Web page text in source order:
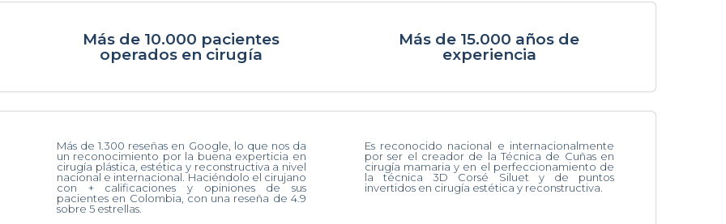
Más de 10.000 pacientes
operados en cirugía
Más de 15.000 años de
experiencia
Más de 1.300 reseñas en Google, lo que nos da
un reconocimiento por la buena experticia en
cirugía plástica, estética y reconstructiva a nivel
nacional e internacional. Haciéndolo el cirujano
con + calificaciones y opiniones de sus
pacientes en Colombia, con una reseña de 4.9
sobre 5 estrellas.
Es reconocido nacional e internacionalmente
por ser el creador de la Técnica de Cuñas en
cirugía mamaria y en el perfeccionamiento de
la técnica 3D Corsé Siluet y de puntos
invertidos en cirugía estética y reconstructiva.